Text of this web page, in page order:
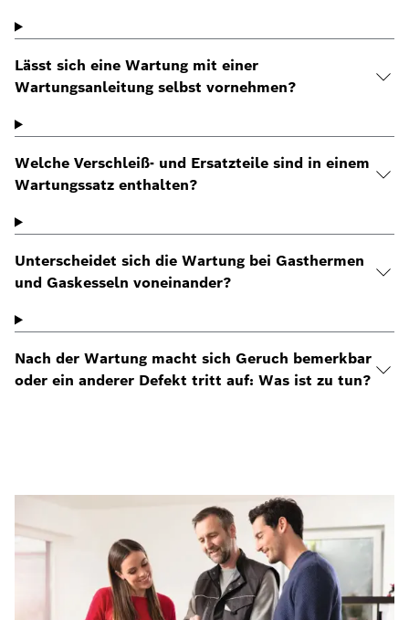
Lässt sich eine Wartung mit einer
Wartungsanleitung selbst vornehmen?
Welche Verschleiß- und Ersatzteile sind in einem
Wartungssatz enthalten?
Unterscheidet sich die Wartung bei Gasthermen
und Gaskesseln voneinander?
Nach der Wartung macht sich Geruch bemerkbar
oder ein anderer Defekt tritt auf: Was ist zu tun?